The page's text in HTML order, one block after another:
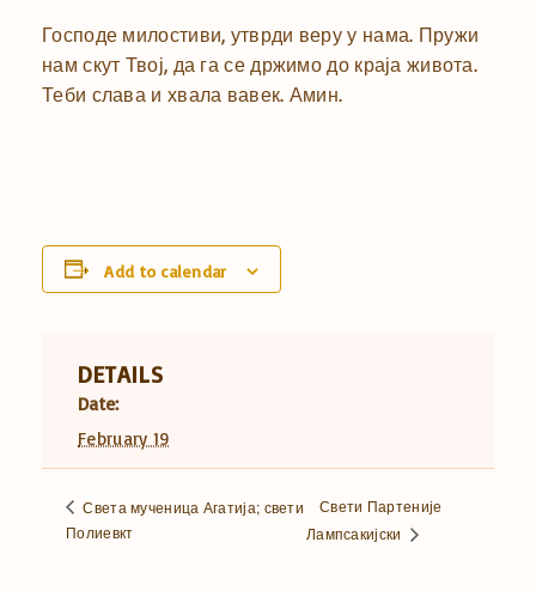
Господе милостиви, утврди веру у нама. Пружи
нам скут Твој, да га се држимо до краја живота.
Теби слава и хвала вавек. Амин.
Add to calendar
DETAILS
Date:
February 19
Света мученица Агатија; свети
Полиевкт
Свети Партеније
Лампсакијски